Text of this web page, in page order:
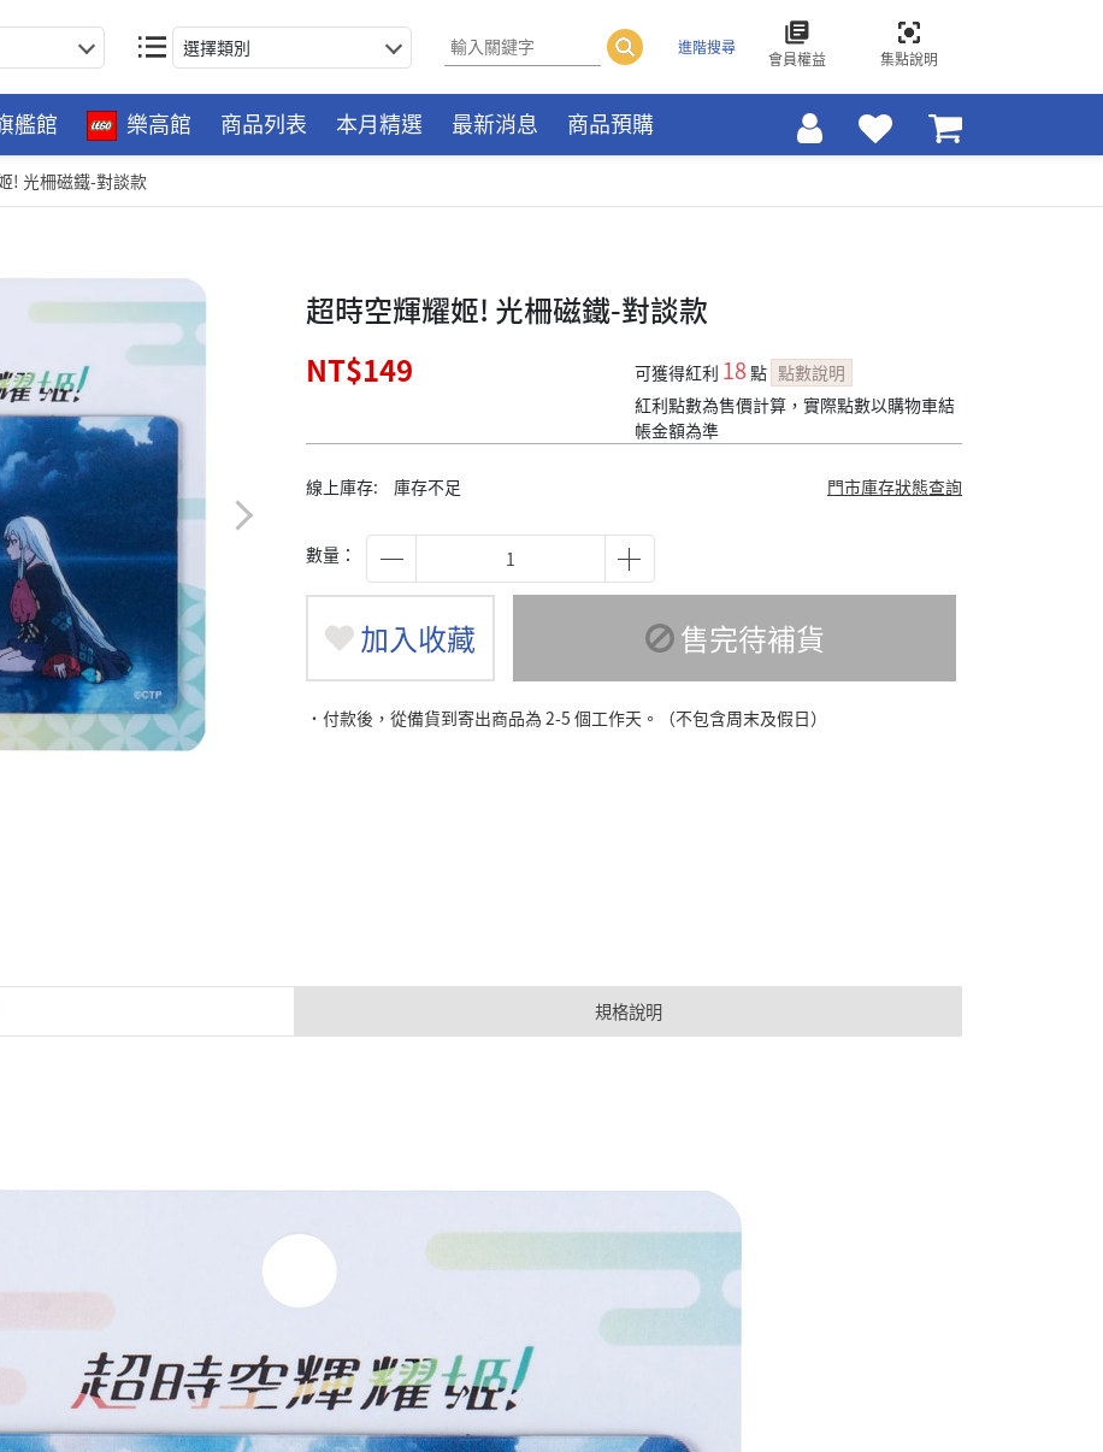
選擇類別 進階搜尋
會員權益 集點說明
艦館 樂高館 商品列表 本月精選 最新消息 商品預購
! 光柵磁鐵-對談款
超時空輝耀姬! 光柵磁鐵-對談款
NT$149
可獲得紅利 18 點 點數說明
紅利點數為售價計算，實際點數以購物車結
帳金額為準
線上庫存: 庫存不足 門市庫存狀態查詢
數量：
加入收藏 售完待補貨
˙付款後，從備貨到寄出商品為 2-5 個工作天。（不包含周末及假日）
規格說明